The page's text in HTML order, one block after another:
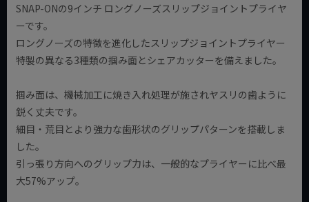
SNAP-ONの9インチ ロングノーズスリップジョイントプライヤ
ーです。
ロングノーズの特徴を進化したスリップジョイントプライヤー
特製の異なる3種類の掴み面とシェアカッターを備えました。
掴み面は、機械加工に焼き入れ処理が施されヤスリの歯ように
鋭く丈夫です。
細目・荒目とより強力な歯形状のグリップパターンを搭載しま
した。
引っ張り方向へのグリップ力は、一般的なプライヤーに比べ最
大57%アップ。